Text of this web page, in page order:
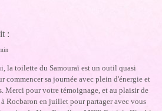
:
la toilette du Samouraï est un outil quasi
commencer sa journée avec plein d'énergie et
Merci pour votre témoignage, et au plaisir de
Rocbaron en juillet pour partager avec vous